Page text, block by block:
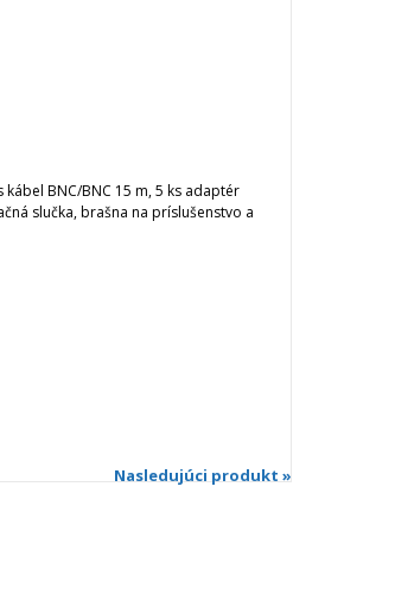
BNC/BNC 15 m, 5 ks adaptér
slučka, brašna na príslušenstvo a
Nasledujúci produkt »